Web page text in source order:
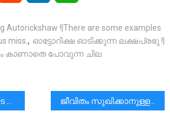
Autorickshaw !|There are some examples
miss. , ഓട്ടോറിക്ഷ ഓടിക്കുന്ന ലക്ഷപ്രഭു !|
കാണാതെ പോവുന്ന ചില
ജീവിതം സുഖിക്കാനുള്ളതാണ് എന്നുപറയുന്ന തത്ത്വശാസ്ത്രത്തെ ഭയപ്പെടണം…|ചുരുക്കത്തിൽ നിന്നെത്തന്നെയാണ് ഭയപ്പെടേണ്ടത് !